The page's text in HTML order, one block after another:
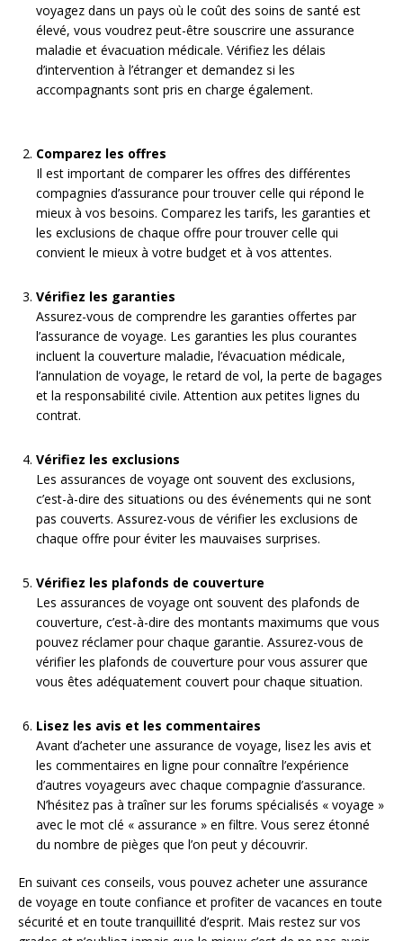
voyagez dans un pays où le coût des soins de santé est
élevé, vous voudrez peut-être souscrire une assurance
maladie et évacuation médicale. Vérifiez les délais
d’intervention à l’étranger et demandez si les
accompagnants sont pris en charge également.
Comparez les offres
Il est important de comparer les offres des différentes
compagnies d’assurance pour trouver celle qui répond le
mieux à vos besoins. Comparez les tarifs, les garanties et
les exclusions de chaque offre pour trouver celle qui
convient le mieux à votre budget et à vos attentes.
Vérifiez les garanties
Assurez-vous de comprendre les garanties offertes par
l’assurance de voyage. Les garanties les plus courantes
incluent la couverture maladie, l’évacuation médicale,
l’annulation de voyage, le retard de vol, la perte de bagages
et la responsabilité civile. Attention aux petites lignes du
contrat.
Vérifiez les exclusions
Les assurances de voyage ont souvent des exclusions,
c’est-à-dire des situations ou des événements qui ne sont
pas couverts. Assurez-vous de vérifier les exclusions de
chaque offre pour éviter les mauvaises surprises.
Vérifiez les plafonds de couverture
Les assurances de voyage ont souvent des plafonds de
couverture, c’est-à-dire des montants maximums que vous
pouvez réclamer pour chaque garantie. Assurez-vous de
vérifier les plafonds de couverture pour vous assurer que
vous êtes adéquatement couvert pour chaque situation.
Lisez les avis et les commentaires
Avant d’acheter une assurance de voyage, lisez les avis et
les commentaires en ligne pour connaître l’expérience
d’autres voyageurs avec chaque compagnie d’assurance.
N’hésitez pas à traîner sur les forums spécialisés « voyage »
avec le mot clé « assurance » en filtre. Vous serez étonné
du nombre de pièges que l’on peut y découvrir.
En suivant ces conseils, vous pouvez acheter une assurance
de voyage en toute confiance et profiter de vacances en toute
sécurité et en toute tranquillité d’esprit. Mais restez sur vos